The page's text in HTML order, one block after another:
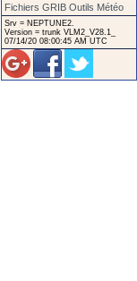
Fichiers GRIB Outils Météo
Srv = NEPTUNE2.
Version = trunk VLM2_V28.1_
07/14/20 08:00:45 AM UTC